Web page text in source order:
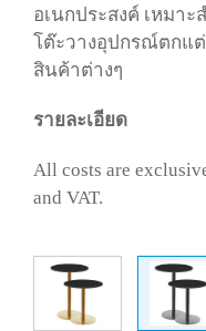
อเนกประสงค์ เหมา
โต๊ะวางอุปกรณ์ตกแ
สินค้าต่างๆ
รายละเอียด
All costs are
and VAT.